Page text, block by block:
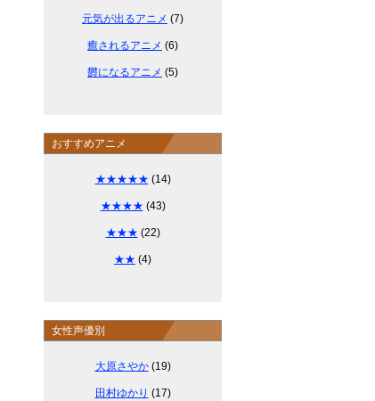
元気が出るアニメ (7)
癒されるアニメ (6)
欝になるアニメ (5)
おすすめアニメ
★★★★★ (14)
★★★★ (43)
★★★ (22)
★★ (4)
女性声優別
大原さやか(19)
田村ゆかり (17)